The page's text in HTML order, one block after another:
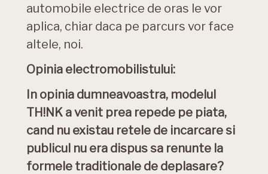
automobile electrice de oras le vor
aplica, chiar daca pe parcurs vor face
altele, noi.
Opinia electromobilistului:
In opinia dumneavoastra, modelul
TH!NK a venit prea repede pe piata,
cand nu existau retele de incarcare si
publicul nu era dispus sa renunte la
formele traditionale de deplasare?